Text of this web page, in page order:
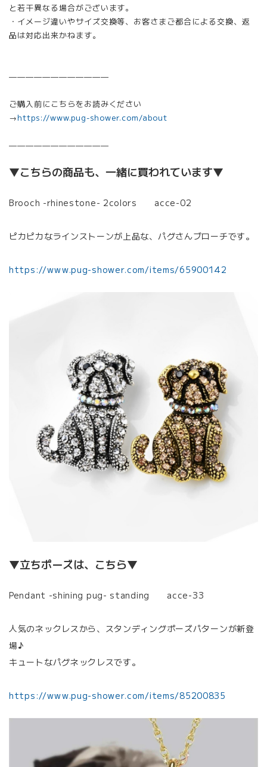
と若干異なる場合がございます。
・イメージ違いやサイズ交換等、お客さまご都合による交換、返
品は対応出来かねます。
————————————
ご購入前にこちらをお読みください
→https://www.pug-shower.com/about
————————————
▼こちらの商品も、一緒に買われています▼
Brooch -rhinestone- 2colors acce-02
ピカピカなラインストーンが上品な、パグさんブローチです。
https://www.pug-shower.com/items/65900142
▼立ちポーズは、こちら▼
Pendant -shining pug- standing acce-33
人気のネックレスから、スタンディングポーズパターンが新登
場♪
キュートなパグネックレスです。
https://www.pug-shower.com/items/85200835